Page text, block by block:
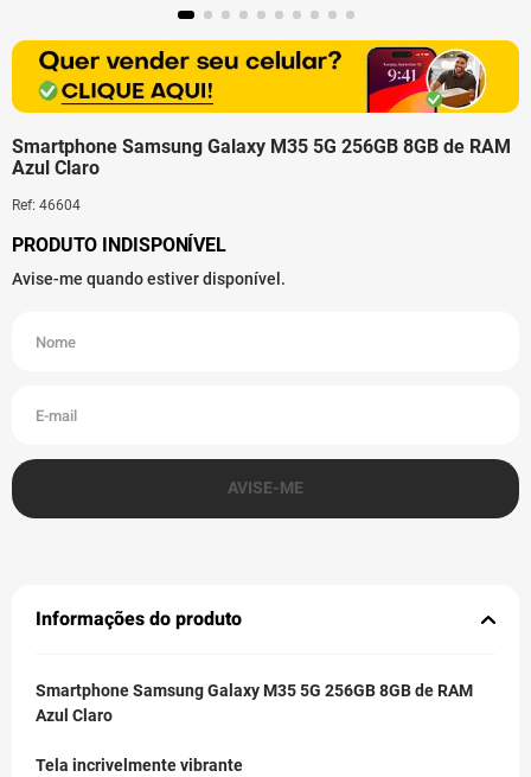
Smartphone Samsung Galaxy M35 5G 256GB 8GB de RAM
Azul Claro
Ref: 46604
Informações do produto
Smartphone Samsung Galaxy M35 5G 256GB 8GB de RAM
Azul Claro
Tela incrivelmente vibrante